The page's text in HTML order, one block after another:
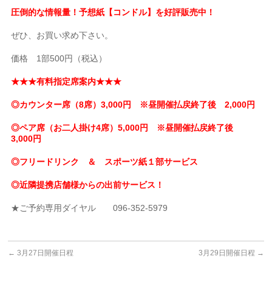
圧倒的な情報量！予想紙【コンドル】を好評販売中！
ぜひ、お買い求め下さい。
価格 1部500円（税込）
★★★有料指定席案内★★★
◎カウンター席（8席）3,000円 ※昼開催払戻終了後 2,000円
◎ペア席（お二人掛け4席）5,000円 ※昼開催払戻終了後
3,000円
◎フリードリンク ＆ スポーツ紙１部サービス
◎近隣提携店舗様からの出前サービス！
★ご予約専用ダイヤル 096-352-5979
← 3月27日開催日程 3月29日開催日程 →